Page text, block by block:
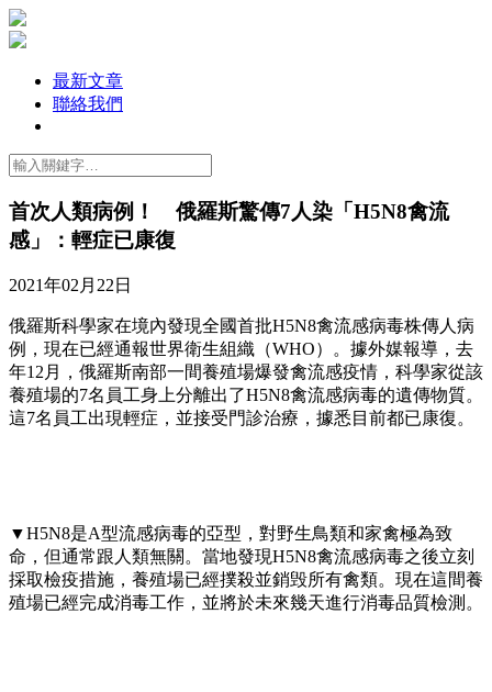
最新文章
聯絡我們
首次人類病例！ 俄羅斯驚傳7人染「H5N8禽流
感」：輕症已康復
2021年02月22日
俄羅斯科學家在境內發現全國首批H5N8禽流感病毒株傳人病
例，現在已經通報世界衛生組織（WHO）。據外媒報導，去
年12月，俄羅斯南部一間養殖場爆發禽流感疫情，科學家從該
養殖場的7名員工身上分離出了H5N8禽流感病毒的遺傳物質。
這7名員工出現輕症，並接受門診治療，據悉目前都已康復。
▼H5N8是A型流感病毒的亞型，對野生鳥類和家禽極為致
命，但通常跟人類無關。當地發現H5N8禽流感病毒之後立刻
採取檢疫措施，養殖場已經撲殺並銷毁所有禽類。現在這間養
殖場已經完成消毒工作，並將於未來幾天進行消毒品質檢測。